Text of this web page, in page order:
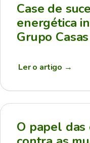
Case de
energética
Grupo
Ler o artigo →
O papel